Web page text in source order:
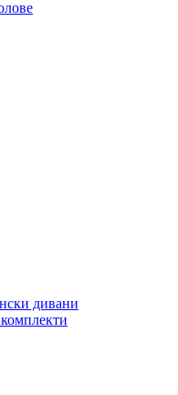
дивани